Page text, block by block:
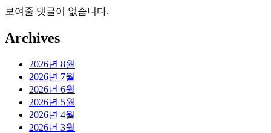
보여줄 댓글이 없습니다.
Archives
2026년 8월
2026년 7월
2026년 6월
2026년 5월
2026년 4월
2026년 3월